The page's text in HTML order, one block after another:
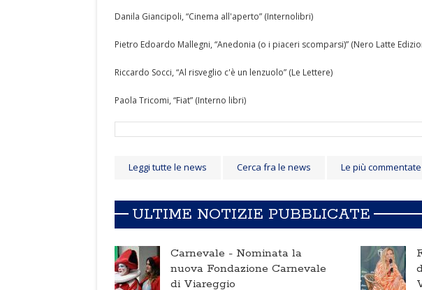
Danila Giancipoli, “Cinema all'aperto” (Internolibri)
Pietro Edoardo Mallegni, “Anedonia (o i piaceri scomparsi)” (Nero Latte
Riccardo Socci, “Al risveglio c'è un lenzuolo” (Le Lettere)
Paola Tricomi, “Fiat” (Interno libri)
Leggi tutte le news Cerca fra le news Le più commentate
ULTIME NOTIZIE PUBBLICATE
Carnevale - Nominata la
nuova Fondazione Carnevale
di Viareggio